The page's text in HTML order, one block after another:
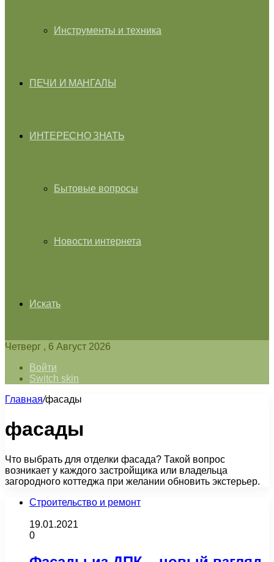
Инструменты и техника
ПЕЧИ И МАНГАЛЫ
ИНТЕРЕСНО ЗНАТЬ
Бытовые вопросы
Новости интернета
Искать
Четверг , 6 Август 2026
Войти
Switch skin
Главная/фасады
фасады
Что выбрать для отделки фасада? Такой вопрос
возникает у каждого застройщика или владельца
загородного коттеджа при желании обновить экстерьер.
Строительство и ремонт
19.01.2021
0